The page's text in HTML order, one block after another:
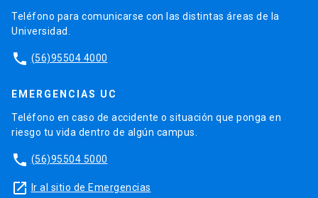
Teléfono para comunicarse con las distintas áreas de la
Universidad.
phone (56)95504 4000
EMERGENCIAS UC
Teléfono en caso de accidente o situación que ponga en
riesgo tu vida dentro de algún campus.
phone (56)95504 5000
launch Ir al sitio de Emergencias